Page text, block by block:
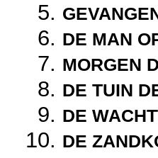
DE MAN
MORGEN
DE TUIN
DE
DE